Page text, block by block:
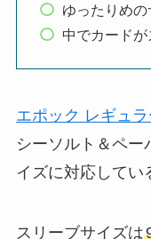
ゆったりめ
中でカード
エポック レギュ
シーソルト＆ペー
イズに対応してい
スリーブサイズは